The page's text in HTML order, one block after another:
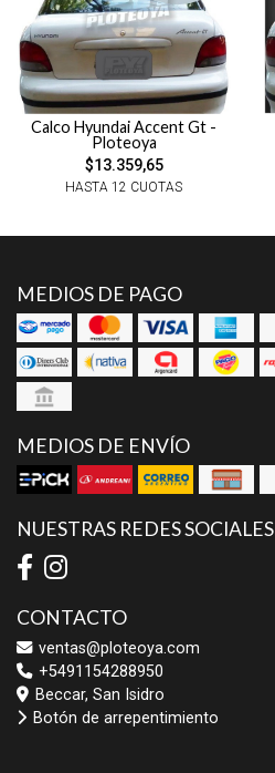
Calco Hyundai Accent Gt -
Ploteoya
$13.359,65
HASTA 12 CUOTAS
MEDIOS DE PAGO
MEDIOS DE ENVÍO
NUESTRAS REDES SOCIALES
CONTACTO
ventas@ploteoya.com
+5491154288950
Beccar, San Isidro
Botón de arrepentimiento